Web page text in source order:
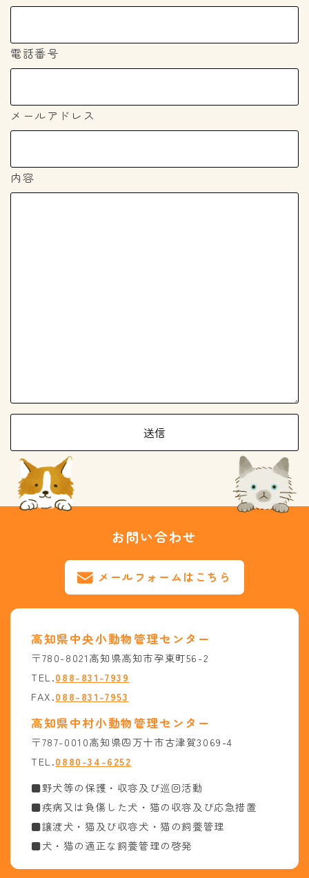
電話番号
メールアドレス
内容
お問い合わせ
メールフォームはこちら
高知県中央小動物管理センター
〒780-8021高知県高知市孕東町56-2
TEL.088-831-7939
FAX.088-831-7953
高知県中村小動物管理センター
〒787-0010高知県四万十市古津賀3069-4
TEL.0880-34-6252
■野犬等の保護・収容及び巡回活動
■疾病又は負傷した犬・猫の収容及び応急措置
■譲渡犬・猫及び収容犬・猫の飼養管理
■犬・猫の適正な飼養管理の啓発